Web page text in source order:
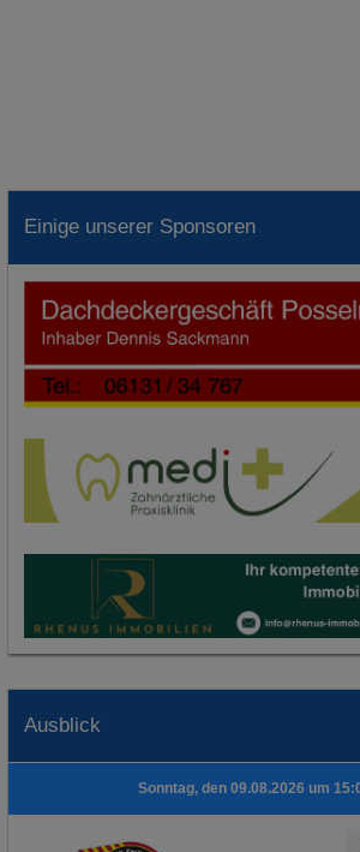
Einige unserer Sponsoren
Ausblick
Sonntag, den 09.08.2026 um